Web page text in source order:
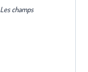
Les champs